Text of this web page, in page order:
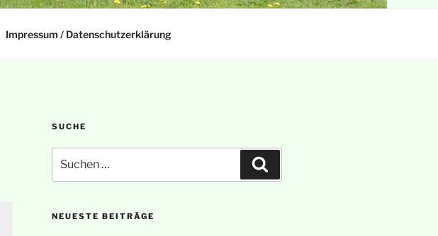
Impressum / Datenschutzerklärung
SUCHE
nach:
NEUESTE BEITRÄGE